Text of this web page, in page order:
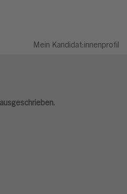
Mein Kandidat:innenprofil